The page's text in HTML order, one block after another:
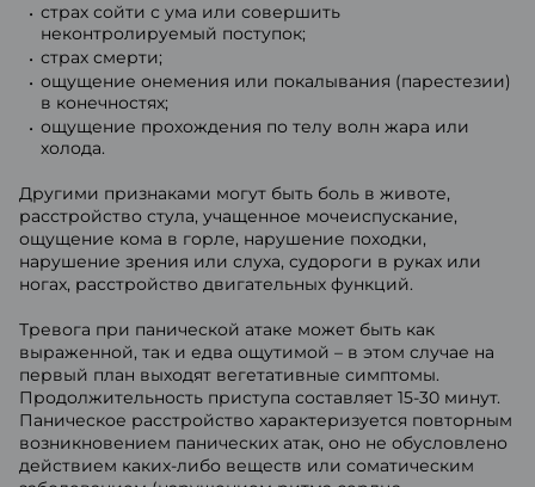
страх сойти с ума или совершить
неконтролируемый поступок;
страх смерти;
ощущение онемения или покалывания (парестезии)
в конечностях;
ощущение прохождения по телу волн жара или
холода.
Другими признаками могут быть боль в животе,
расстройство стула, учащенное мочеиспускание,
ощущение кома в горле, нарушение походки,
нарушение зрения или слуха, судороги в руках или
ногах, расстройство двигательных функций.
Тревога при панической атаке может быть как
выраженной, так и едва ощутимой – в этом случае на
первый план выходят вегетативные симптомы.
Продолжительность приступа составляет 15-30 минут.
Паническое расстройство характеризуется повторным
возникновением панических атак, оно не обусловлено
действием каких-либо веществ или соматическим